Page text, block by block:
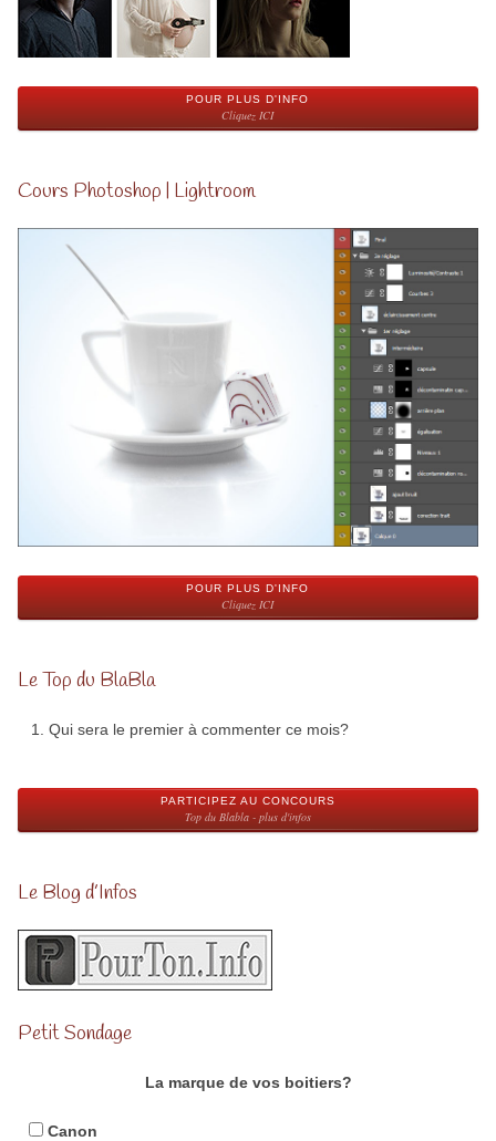
POUR PLUS D'INFO
Cliquez ICI
Cours Photoshop | Lightroom
POUR PLUS D'INFO
Cliquez ICI
Le Top du BlaBla
Qui sera le premier à commenter ce mois?
PARTICIPEZ AU CONCOURS
Top du Blabla - plus d'infos
Le Blog d’Infos
Petit Sondage
La marque de vos boitiers?
Canon